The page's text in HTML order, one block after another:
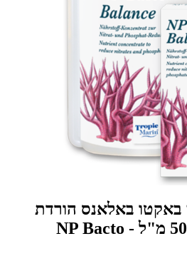
באקטו באלאנס הורדת
ניטראט ופוספאט 500 מ"ל - NP Bacto